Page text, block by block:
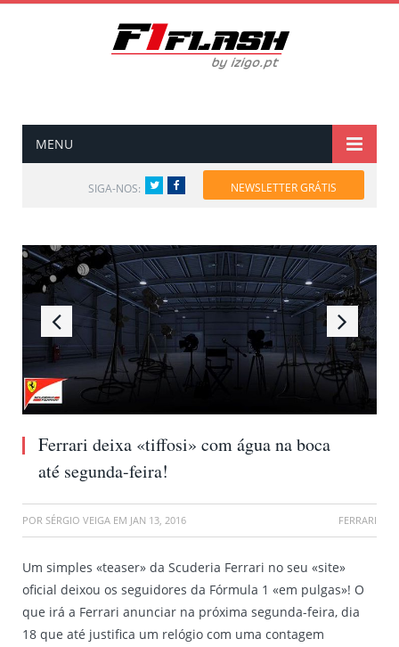
MENU
SIGA-NOS: TwitterFacebook NEWSLETTER GRÁTIS
Ferrari deixa «tiffosi» com água na boca
até segunda-feira!
POR SÉRGIO VEIGA EM JAN 13, 2016 FERRARI
Um simples «teaser» da Scuderia Ferrari no seu «site»
oficial deixou os seguidores da Fórmula 1 «em pulgas»! O
que irá a Ferrari anunciar na próxima segunda-feira, dia
18 que até justifica um relógio com uma contagem